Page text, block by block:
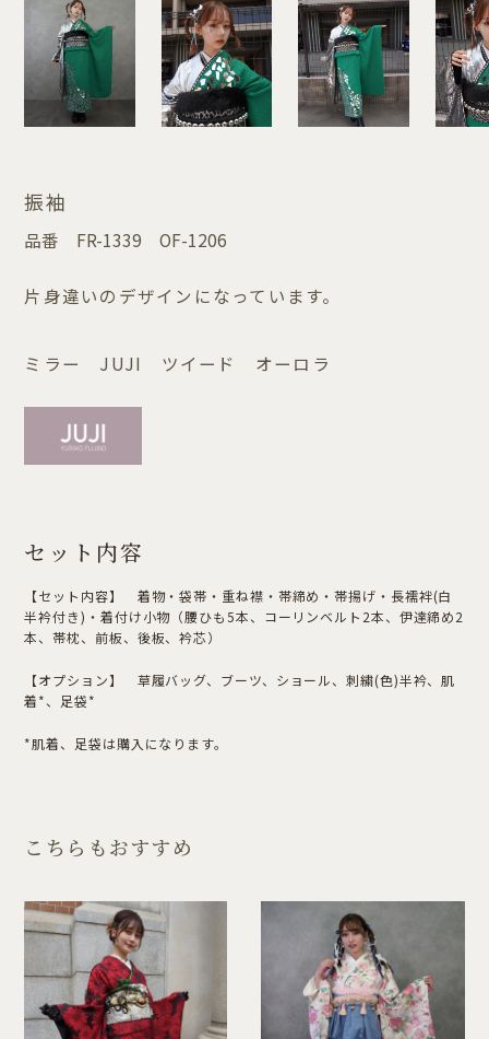
振袖
品番 FR-1339 OF-1206
片身違いのデザインになっています。
ミラー JUJI ツイード オーロラ
セット内容
【セット内容】 着物・袋帯・重ね襟・帯締め・帯揚げ・長襦袢(白
半衿付き)・着付け小物（腰ひも5本、コーリンベルト2本、伊達締め2
本、帯枕、前板、後板、衿芯）
【オプション】 草履バッグ、ブーツ、ショール、刺繍(色)半衿、肌
着*、足袋*
*肌着、足袋は購入になります。
こちらもおすすめ